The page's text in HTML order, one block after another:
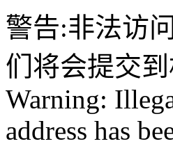
警告:非法访
们将会提交
Warning:
address has